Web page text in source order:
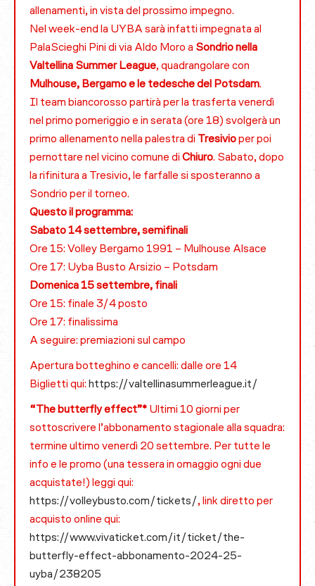
allenamenti, in vista del prossimo impegno.
Nel week-end la UYBA sarà infatti impegnata al
PalaScieghi Pini di via Aldo Moro a Sondrio nella
Valtellina Summer League, quadrangolare con
Mulhouse, Bergamo e le tedesche del Potsdam.
Il team biancorosso partirà per la trasferta venerdì
nel primo pomeriggio e in serata (ore 18) svolgerà un
primo allenamento nella palestra di Tresivioper poi
pernottare nel vicino comune di Chiuro. Sabato, dopo
la rifinitura a Tresivio, le farfalle si sposteranno a
Sondrio per il torneo.
Questo il programma:
Sabato 14 settembre, semifinali
Ore 15: Volley Bergamo 1991 – Mulhouse Alsace
Ore 17: Uyba Busto Arsizio – Potsdam
Domenica 15 settembre, finali
Ore 15: finale 3/4 posto
Ore 17: finalissima
A seguire: premiazioni sul campo
Apertura botteghino e cancelli: dalle ore 14
Biglietti qui: https://valtellinasummerleague.it/
“The butterfly effect”* Ultimi 10 giorni per
sottoscrivere l’abbonamento stagionale alla squadra:
termine ultimo venerdì 20 settembre. Per tutte le
info e le promo (una tessera in omaggio ogni due
acquistate!) leggi qui:
https://volleybusto.com/tickets/, link diretto per
acquisto online qui:
https://www.vivaticket.com/it/ticket/the-
butterfly-effect-abbonamento-2024-25-
uyba/238205